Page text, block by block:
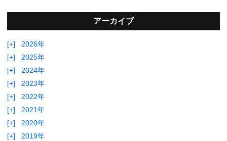
アーカイブ
[+]
2026年
[+]
2025年
[+]
2024年
[+]
2023年
[+]
2022年
[+]
2021年
[+]
2020年
[+]
2019年